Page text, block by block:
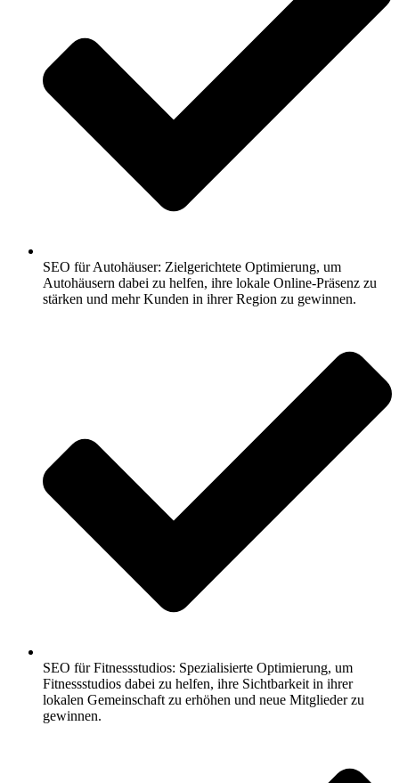
SEO für Autohäuser: Zielgerichtete Optimierung, um
Autohäusern dabei zu helfen, ihre lokale Online-Präsenz zu
stärken und mehr Kunden in ihrer Region zu gewinnen.
SEO für Fitnessstudios: Spezialisierte Optimierung, um
Fitnessstudios dabei zu helfen, ihre Sichtbarkeit in ihrer
lokalen Gemeinschaft zu erhöhen und neue Mitglieder zu
gewinnen.